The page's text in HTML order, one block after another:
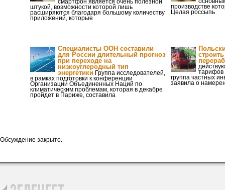
смартфон является очень полезной
штукой, возможности которой лишь
расширяются благодаря большому количеству
приложений, которые
производстве
Целая россыпь
Специалисты ООН составили
для России длительный прогноз
при переходе на
низкоуглеродный тип
энергетики Группа исследователей,
в рамках подготовки к конференции
Организации Объединенных Наций по
климатическим проблемам, которая в декабре
пройдет в Париже, составила
тарифов
группа частных
заявила о
Обсуждение закрыто.